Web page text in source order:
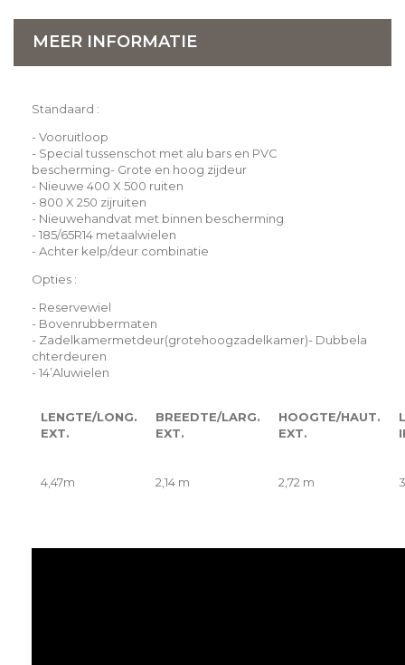
MEER INFORMATIE
Standaard :
- Vooruitloop
- Special tussenschot met alu bars en PVC
bescherming- Grote en hoog zijdeur
- Nieuwe 400 X 500 ruiten
- 800 X 250 zijruiten
- Nieuwehandvat met binnen bescherming
- 185/65R14 metaalwielen
- Achter kelp/deur combinatie
Opties :
- Reservewiel
- Bovenrubbermaten
- Zadelkamermetdeur(grotehoogzadelkamer)- Dubbela
chterdeuren
- 14’Aluwielen
LENGTE/LONG.
EXT.
BREEDTE/LARG.
EXT.
HOOGTE/HAUT.
EXT.
4,47m 2,14 m 2,72 m